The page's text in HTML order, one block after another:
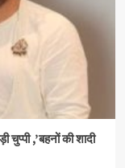
चुप्पी ,’बहनों की शादी